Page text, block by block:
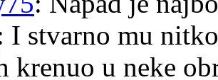
I stvarno mu
krenuo u neke